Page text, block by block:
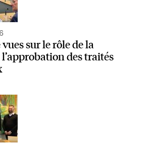
sur le rôle de la
des traités